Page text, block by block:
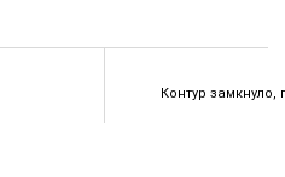
Контур замкнуло,